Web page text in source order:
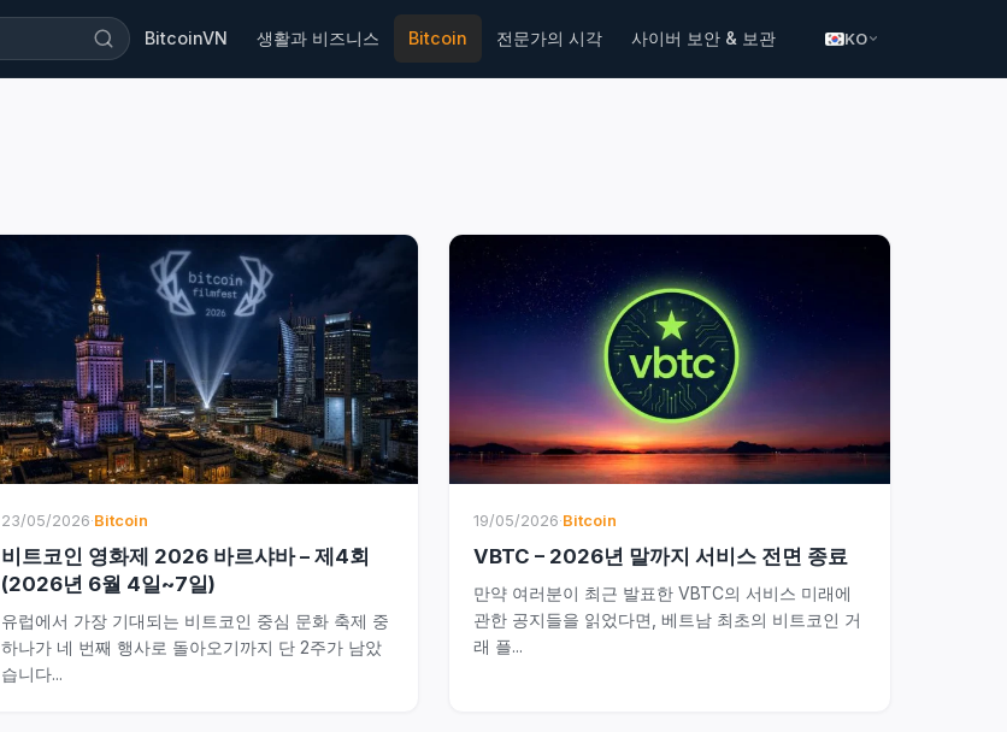
BitcoinVN 생활과 비즈니스 Bitcoin 전문가의 시각 사이버 보안 & 보관 KO
23/05/2026·Bitcoin
비트코인 영화제 2026 바르샤바 – 제4회
(2026년 6월 4일~7일)
유럽에서 가장 기대되는 비트코인 중심 문화 축제 중
하나가 네 번째 행사로 돌아오기까지 단 2주가 남았
습니다...
19/05/2026·Bitcoin
VBTC – 2026년 말까지 서비스 전면 종료
만약 여러분이 최근 발표한 VBTC의 서비스 미래에
관한 공지들을 읽었다면, 베트남 최초의 비트코인 거
래 플...